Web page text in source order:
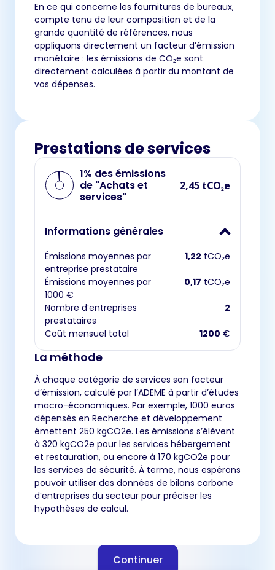
En ce qui concerne les fournitures de bureaux,
compte tenu de leur composition et de la
grande quantité de références, nous
appliquons directement un facteur d’émission
monétaire : les émissions de CO₂e sont
directement calculées à partir du montant de
vos dépenses.
Prestations de services
1% des émissions
de "Achats et
services"
2,45 tCO₂e
Informations générales
Émissions moyennes par
entreprise prestataire
1,22 tCO₂e
Émissions moyennes par
1000 €
0,17 tCO₂e
Nombre d’entreprises
prestataires
2
Coût mensuel total 1200 €
La méthode
À chaque catégorie de services son facteur
d’émission, calculé par l’ADEME à partir d’études
macro-économiques. Par exemple, 1000 euros
dépensés en Recherche et développement
émettent 250 kgCO2e. Les émissions s’élèvent
à 320 kgCO2e pour les services hébergement
et restauration, ou encore à 170 kgCO2e pour
les services de sécurité. À terme, nous espérons
pouvoir utiliser des données de bilans carbone
d’entreprises du secteur pour préciser les
hypothèses de calcul.
Continuer